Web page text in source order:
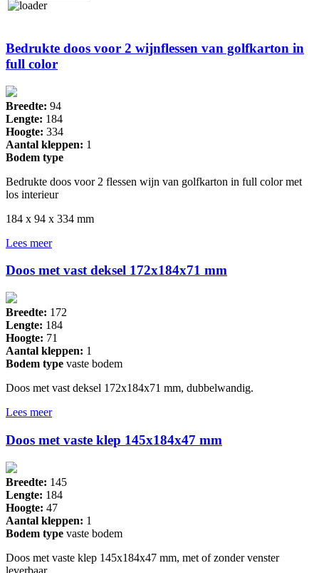
Bedrukte doos voor 2 wijnflessen van golfkarton in
full color
Breedte: 94
Lengte: 184
Hoogte: 334
Aantal kleppen: 1
Bodem type
Bedrukte doos voor 2 flessen wijn van golfkarton in full color met
los interieur
184 x 94 x 334 mm
Lees meer
Doos met vast deksel 172x184x71 mm
Breedte: 172
Lengte: 184
Hoogte: 71
Aantal kleppen: 1
Bodem type vaste bodem
Doos met vast deksel 172x184x71 mm, dubbelwandig.
Lees meer
Doos met vaste klep 145x184x47 mm
Breedte: 145
Lengte: 184
Hoogte: 47
Aantal kleppen: 1
Bodem type vaste bodem
Doos met vaste klep 145x184x47 mm, met of zonder venster
leverbaar